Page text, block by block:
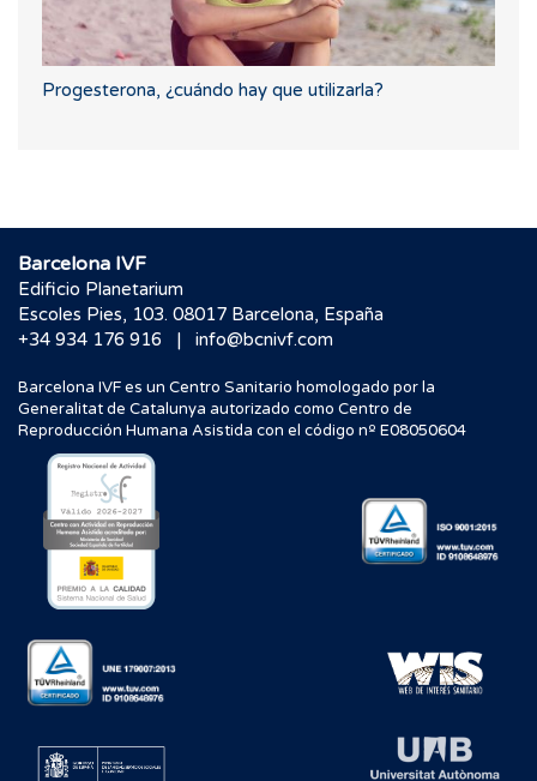
Progesterona, ¿cuándo hay que utilizarla?
Barcelona IVF
Edificio Planetarium
Escoles Pies, 103. 08017 Barcelona, España
+34 934 176 916
| info@bcnivf.com
Barcelona IVF es un Centro Sanitario homologado por la
Generalitat de Catalunya autorizado como Centro de
Reproducción Humana Asistida con el código nº E08050604